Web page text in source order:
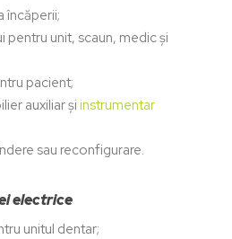
încăperii;
pentru unit, scaun, medic și
pacient;
auxiliar și instrumentar
sau reconfigurare.
electrice
unitul dentar;